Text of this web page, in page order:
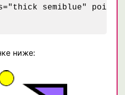
semiblue"
ниже: